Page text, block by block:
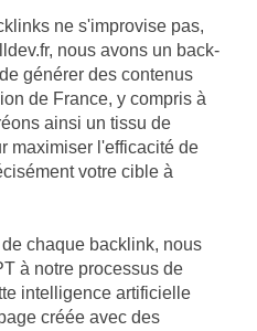
ne s'improvise pas,
nous avons un back-
générer des contenus
de France, y compris à
ainsi un tissu de
maximiser l'efficacité de
votre cible à
chaque backlink, nous
à notre processus de
intelligence artificielle
créée avec des